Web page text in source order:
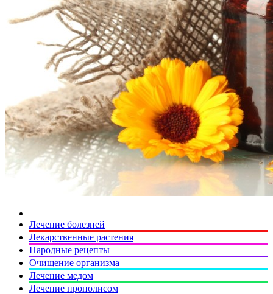
Лечение болезней
Лекарственные растения
Народные рецепты
Очищение организма
Лечение медом
Лечение прополисом